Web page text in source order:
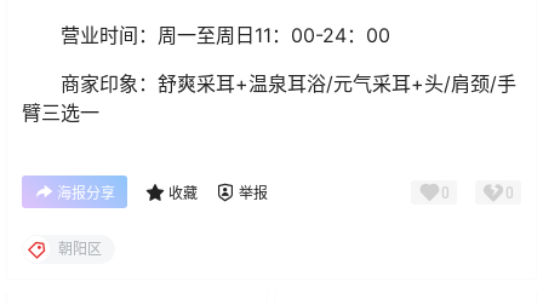
营业时间：周一至周日11：00-24：00
商家印象：舒爽采耳+温泉耳浴/元气采耳+头/肩颈/手
臂三选一
海报分享 收藏 举报 0 0
朝阳区